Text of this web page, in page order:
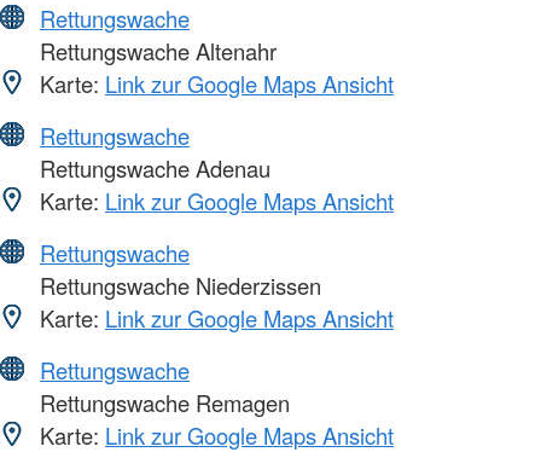
Rettungswache
Rettungswache Altenahr
Karte: Link zur Google Maps Ansicht
Rettungswache
Rettungswache Adenau
Karte: Link zur Google Maps Ansicht
Rettungswache
Rettungswache Niederzissen
Karte: Link zur Google Maps Ansicht
Rettungswache
Rettungswache Remagen
Karte: Link zur Google Maps Ansicht